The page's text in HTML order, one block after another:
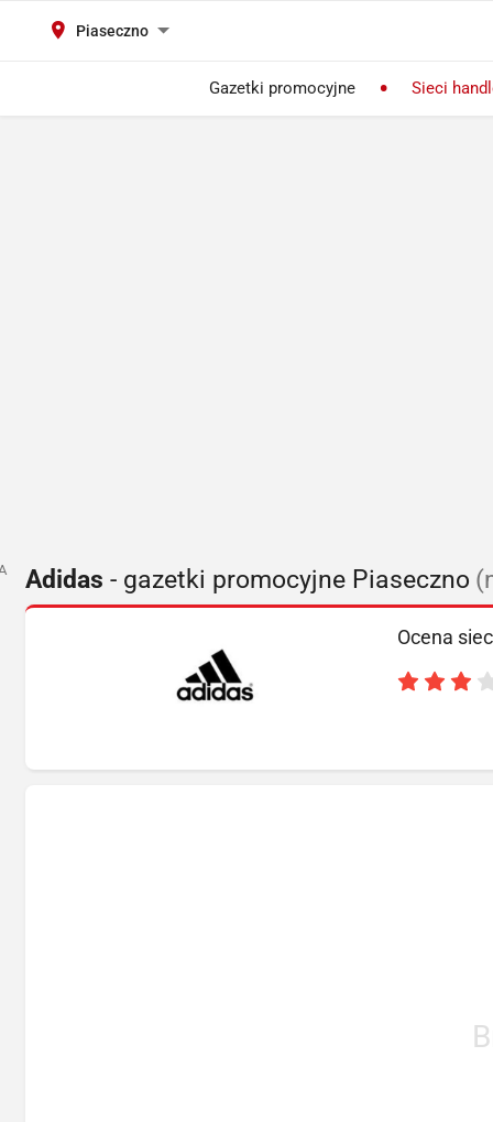
Piaseczno
Gazetki promocyjne Sieci
Adidas - gazetki promocyjne Piaseczno
Ocena